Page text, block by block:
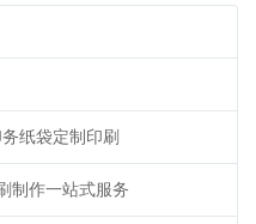
纸袋定制印刷
制作一站式服务